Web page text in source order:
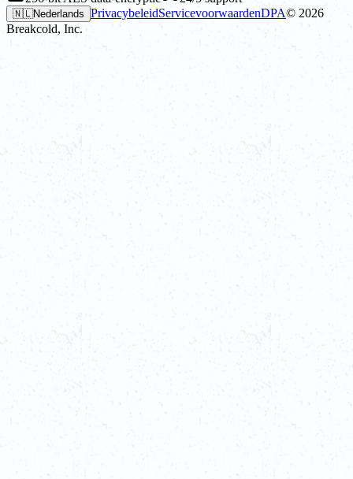
🇳🇱Nederlands PrivacybeleidServicevoorwaardenDPA© 2026
Breakcold, Inc.